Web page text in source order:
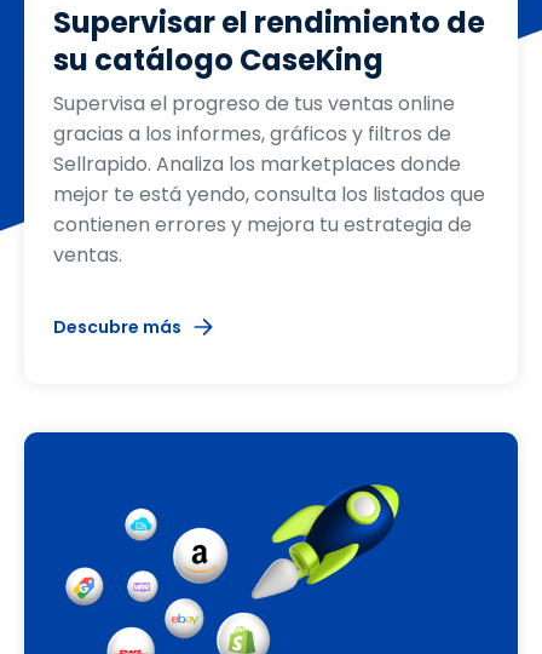
Supervisar el rendimiento de
su catálogo CaseKing
Supervisa el progreso de tus ventas online
gracias a los informes, gráficos y filtros de
Sellrapido. Analiza los marketplaces donde
mejor te está yendo, consulta los listados que
contienen errores y mejora tu estrategia de
ventas.
Descubre más